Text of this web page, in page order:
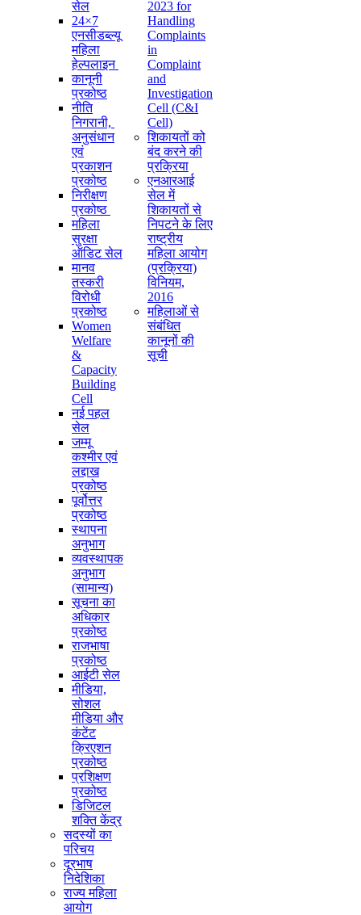
सेल
24×7
एनसीडब्ल्यू
महिला
हेल्पलाइन
कानूनी
प्रकोष्ठ
नीति
निगरानी, ​​
अनुसंधान
एवं
प्रकाशन
प्रकोष्ठ
निरीक्षण
प्रकोष्ठ
महिला
सुरक्षा
ऑडिट सेल
मानव
तस्करी
विरोधी
प्रकोष्ठ
Women
Welfare
&
Capacity
Building
Cell
नई पहल
सेल
जम्मू
कश्मीर एवं
लद्दाख
प्रकोष्ठ
पूर्वोत्तर
प्रकोष्ठ
स्थापना
अनुभाग
व्यवस्थापक
अनुभाग
(सामान्य)
सूचना का
अधिकार
प्रकोष्ठ
राजभाषा
प्रकोष्ठ
आईटी सेल
मीडिया,
सोशल
मीडिया और
कंटेंट
क्रिएशन
प्रकोष्ठ
प्रशिक्षण
प्रकोष्ठ
डिजिटल
शक्ति केंद्र
सदस्यों का
परिचय
दूरभाष
निदेशिका
राज्य महिला
आयोग
2023 for
Handling
Complaints
in
Complaint
and
Investigation
Cell (C&I
Cell)
शिकायतों को
बंद करने की
प्रक्रिया
एनआरआई
सेल में
शिकायतों से
निपटने के लिए
राष्ट्रीय
महिला आयोग
(प्रक्रिया)
विनियम,
2016
महिलाओं से
संबंधित
कानूनों की
सूची